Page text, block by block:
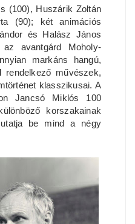
(100), Huszárik Zoltán
(90); két animációs
és Halász János
avantgárd Moholy-
markáns hangú,
rendelkező művészek,
klasszikusai. A
Jancsó Miklós 100
korszakainak
be mind a négy